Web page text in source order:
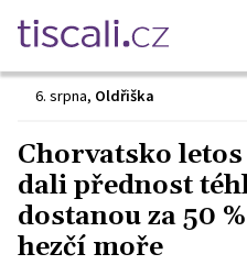
6. srpna, Oldřiška
Chorvatsko
dali přednost
dostanou za 50
hezčí moře